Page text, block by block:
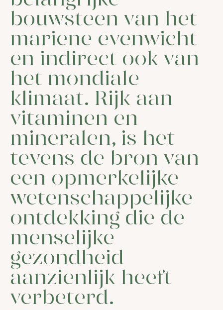
bouwsteen van het
mariene evenwicht
en indirect ook van
het mondiale
klimaat. Rijk aan
vitaminen en
mineralen, is het
tevens de bron van
een opmerkelijke
wetenschappelijke
ontdekking die de
menselijke
gezondheid
aanzienlijk heeft
verbeterd.